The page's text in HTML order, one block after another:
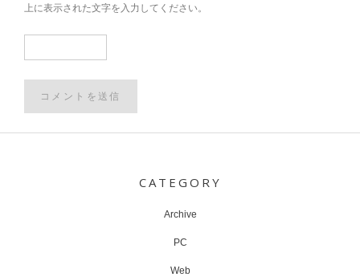
上に表示された文字を入力してください。
CATEGORY
Archive
PC
Web